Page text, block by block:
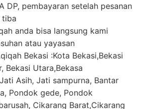
DP, pembayaran setelah pesanan
tiba
anda bisa langsung kami
atau yayasan
Bekasi :Kota Bekasi,Bekasi
Bekasi Utara,Bekasa
Asih, Jati sampurna, Bantar
Pondok gede, Pondok
Cikarang Barat,Cikarang